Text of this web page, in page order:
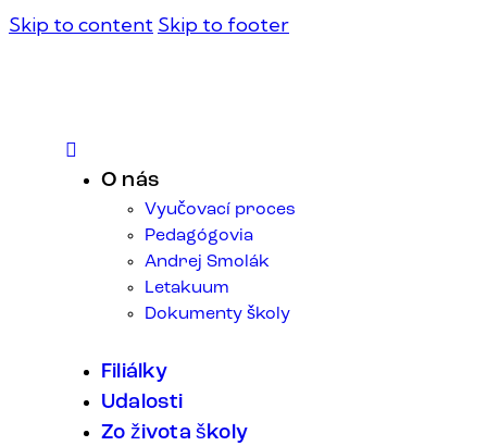
Skip to content Skip to footer
O nás
Vyučovací proces
Pedagógovia
Andrej Smolák
Letakuum
Dokumenty školy
Filiálky
Udalosti
Zo života školy